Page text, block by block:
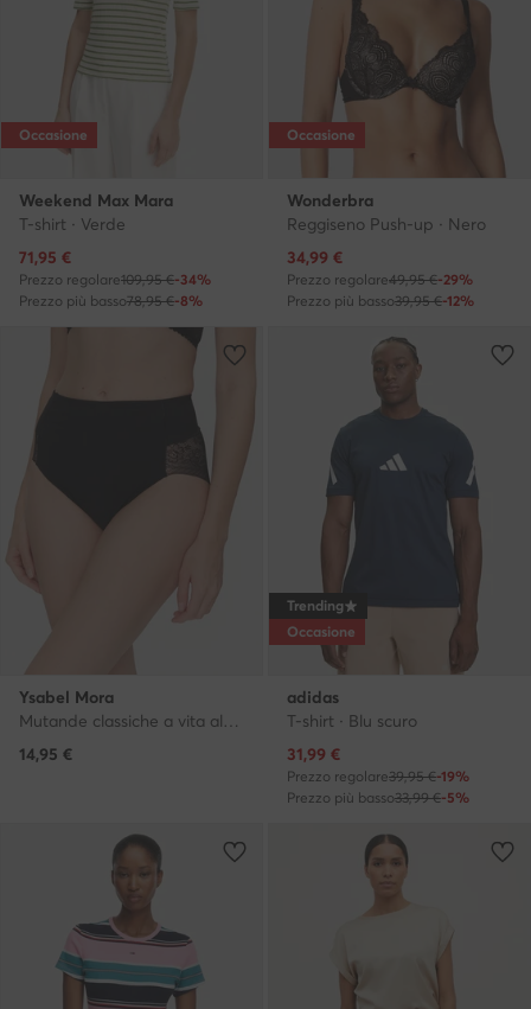
Occasione
Weekend Max Mara
T-shirt · Verde
Prezzo attuale
71,95 €
Prezzo regolare109,95 €-34%
Prezzo più basso78,95 €-8%
Occasione
Wonderbra
Reggiseno Push-up · Nero
Prezzo attuale
34,99 €
Prezzo regolare49,95 €-29%
Prezzo più basso39,95 €-12%
Ysabel Mora
Mutande classiche a vita alta · Nero
14,95 €
Trending
Occasione
adidas
T-shirt · Blu scuro
Prezzo attuale
31,99 €
Prezzo regolare39,95 €-19%
Prezzo più basso33,99 €-5%